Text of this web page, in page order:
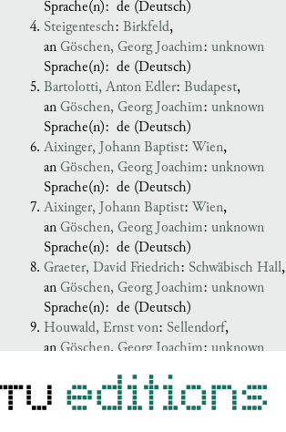
Sprache(n): de (Deutsch)
Steigentesch: Birkfeld,
anGöschen, Georg Joachim: unknown
Sprache(n): de (Deutsch)
Bartolotti, Anton Edler: Budapest,
anGöschen, Georg Joachim: unknown
Sprache(n): de (Deutsch)
Aixinger, Johann Baptist: Wien,
anGöschen, Georg Joachim: unknown
Sprache(n): de (Deutsch)
Aixinger, Johann Baptist: Wien,
anGöschen, Georg Joachim: unknown
Sprache(n): de (Deutsch)
Graeter, David Friedrich: Schwäbisch Hall,
anGöschen, Georg Joachim: unknown
Sprache(n): de (Deutsch)
Houwald, Ernst von: Sellendorf,
an Göschen, Georg Joachim: unknown
Houwald, Ernst von :Sellendorf,
an
Göschen, Georg Joachim: unknown